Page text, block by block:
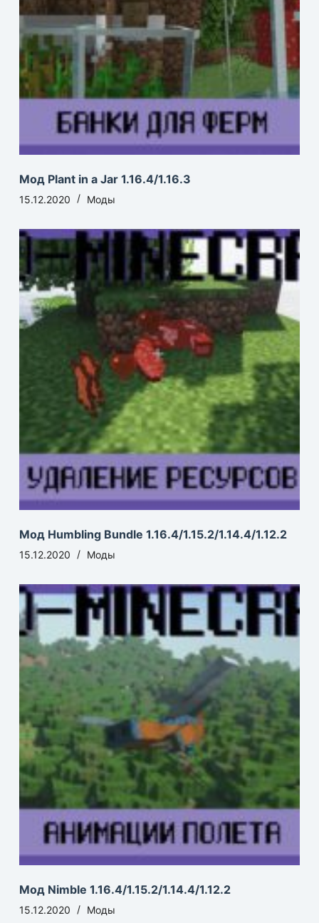
Мод Plant in a Jar 1.16.4/1.16.3
15.12.2020 Моды
Мод Humbling Bundle 1.16.4/1.15.2/1.14.4/1.12.2
15.12.2020 Моды
Мод Nimble 1.16.4/1.15.2/1.14.4/1.12.2
15.12.2020 Моды